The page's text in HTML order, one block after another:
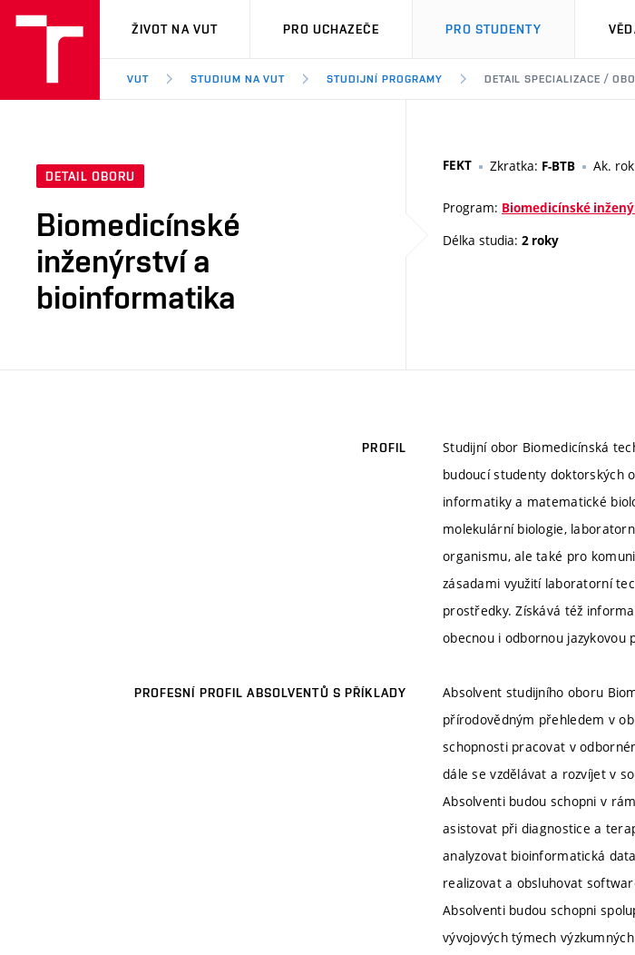
VUT
ŽIVOT NA VUT PRO UCHAZEČE PRO STUDENTY
VUT STUDIUM NA VUT STUDIJNÍ PROGRAMY DETAIL SPECIALIZACE /
DETAIL OBORU
Biomedicínské
inženýrství a
bioinformatika
FEKT Zkratka: F-BTB Ak.
Program: Biomedicínské
Délka studia: 2 roky
PROFIL
Studijní obor Biomedicínská
budoucí studenty doktorských
informatiky a matematické
molekulární biologie,
organismu, ale také pro
zásadami využití laboratorní
prostředky. Získává též
obecnou i odbornou jazykovou
PROFESNÍ PROFIL ABSOLVENTŮ S PŘÍKLADY
Absolvent studijního oboru
přírodovědným přehledem v
schopnosti pracovat v
dále se vzdělávat a rozvíjet v
Absolventi budou schopni v
asistovat při diagnostice a
analyzovat bioinformatická
realizovat a obsluhovat
Absolventi budou schopni
vývojových týmech